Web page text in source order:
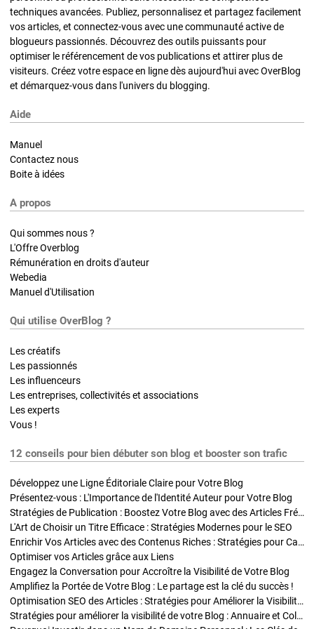
techniques avancées. Publiez, personnalisez et partagez facilement
vos articles, et connectez-vous avec une communauté active de
blogueurs passionnés. Découvrez des outils puissants pour
optimiser le référencement de vos publications et attirer plus de
visiteurs. Créez votre espace en ligne dès aujourd'hui avec OverBlog
et démarquez-vous dans l'univers du blogging.
Aide
Manuel
Contactez nous
Boite à idées
A propos
Qui sommes nous ?
L'Offre Overblog
Rémunération en droits d'auteur
Webedia
Manuel d'Utilisation
Qui utilise OverBlog ?
Les créatifs
Les passionnés
Les influenceurs
Les entreprises, collectivités et associations
Les experts
Vous !
12 conseils pour bien débuter son blog et booster son trafic
Développez une Ligne Éditoriale Claire pour Votre Blog
Présentez-vous : L'Importance de l'Identité Auteur pour Votre Blog
Stratégies de Publication : Boostez Votre Blog avec des Articles Fréquents et Exclusifs
L'Art de Choisir un Titre Efficace : Stratégies Modernes pour le SEO
Enrichir Vos Articles avec des Contenus Riches : Stratégies pour Captiver et Optimiser
Optimiser vos Articles grâce aux Liens
Engagez la Conversation pour Accroître la Visibilité de Votre Blog
Amplifiez la Portée de Votre Blog : Le partage est la clé du succès !
Optimisation SEO des Articles : Stratégies pour Améliorer la Visibilité de Votre Blog
Stratégies pour améliorer la visibilité de votre Blog : Annuaire et Collaborations